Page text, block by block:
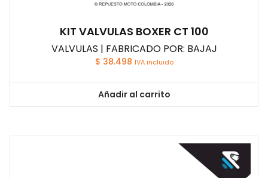
KIT VALVULAS BOXER CT 100
VALVULAS | FABRICADO POR: BAJAJ
$ 38.498 IVA incluido
Añadir al carrito